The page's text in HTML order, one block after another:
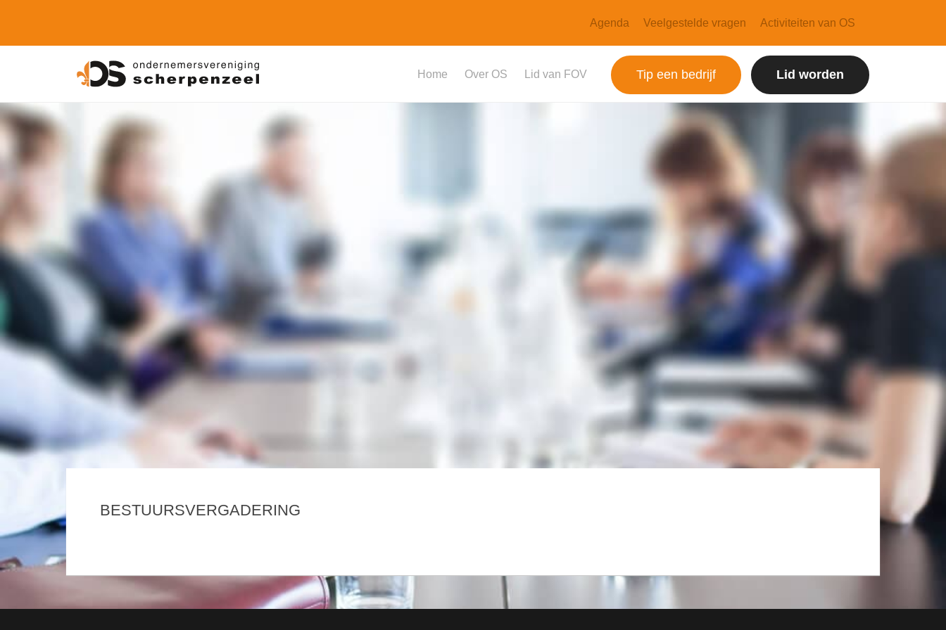
Agenda Veelgestelde vragen Activiteiten van OS
Home Over OS Lid van FOV Tip een bedrijf Lid worden
BESTUURSVERGADERING